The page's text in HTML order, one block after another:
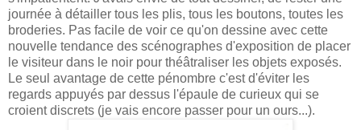
journée à détailler tous les plis, tous les boutons, toutes les
broderies. Pas facile de voir ce qu'on dessine avec cette
nouvelle tendance des scénographes d'exposition de placer
le visiteur dans le noir pour théâtraliser les objets exposés.
Le seul avantage de cette pénombre c'est d'éviter les
regards appuyés par dessus l'épaule de curieux qui se
croient discrets (je vais encore passer pour un ours...).